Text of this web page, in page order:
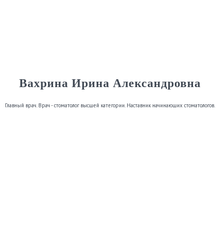
Вахрина Ирина Александровна
Главный врач. Врач - стоматолог высшей категории. Наставник начинающих стоматологов.